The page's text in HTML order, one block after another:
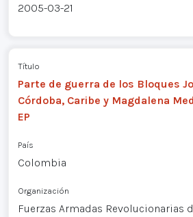
2005-03-21
Título
Parte de guerra de los Bloques
Córdoba, Caribe y Magdalena
EP
País
Colombia
Organización
Fuerzas Armadas Revolucionarias